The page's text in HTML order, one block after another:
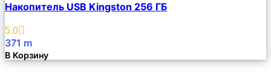
Описание
Избранное
Накопитель USB Kingston 256 ГБ
5.0
371 m
В Корзину